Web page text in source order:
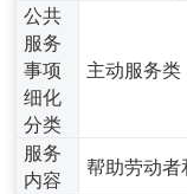
公共
服务
事项
细化
分类
主动服务类
服务
内容
帮助劳动者